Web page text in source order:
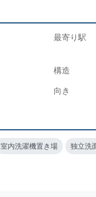
最寄り駅
構造
向き
室内洗濯機置き場 独立洗